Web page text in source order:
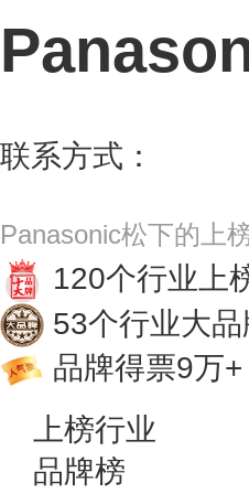
联系方式：
Panasonic松下的上
120个行业上
53个行业大
品牌得票9万+
上榜行业
品牌榜